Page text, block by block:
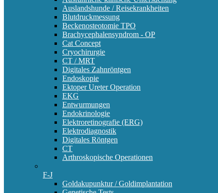
Auslandshunde / Reisekrankheiten
Blutdruckmessung
Beckenosteotomie TPO
Brachycephalensyndrom - OP
Cat Concept
Cryochirurgie
CT / MRT
Digitales Zahnröntgen
Endoskopie
Ektoper Ureter Operation
EKG
Entwurmungen
Endokrinologie
Elektroretinografie (ERG)
Elektrodiagnostik
Digitales Röntgen
CT
Arthroskopische Operationen
F-J
Goldakupunktur / Goldimplantation